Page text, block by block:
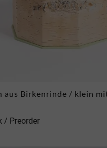
aus Birkenrinde / klein
/ Preorder